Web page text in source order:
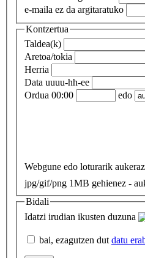
e-maila ez da argitaratuko
Kontzertua
Taldea(k)
Aretoa/tokia
Herria
Data uuuu-hh-ee
Ordua 00:00 edo
Webgune edo loturarik
jpg/gif/png 1MB gehienez -
Bidali
Idatzi irudian ikusten duzuna
bai, ezagutzen dut datu